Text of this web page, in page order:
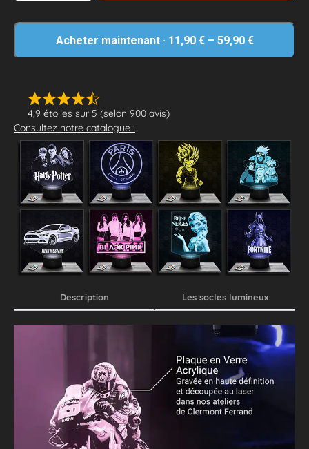
4,9 étoiles sur 5 (selon 900 avis)
Consultez notre catalogue :
Acheter maintenant · 11,90 €– 59,90 €
Description Les socles lumineux